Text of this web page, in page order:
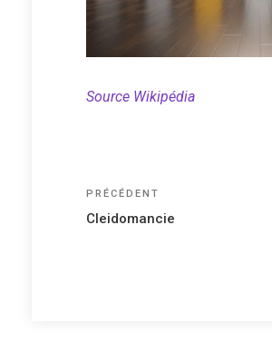
Source Wikipédia
Navigation
de
Article
précédent
PRÉCÉDENT
Cleidomancie